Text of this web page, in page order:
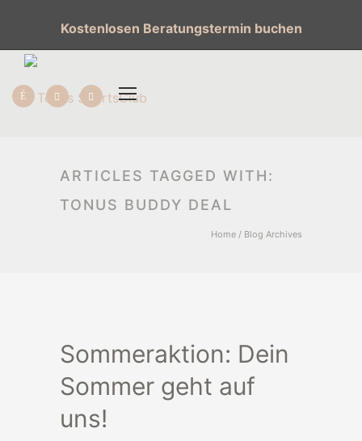
Kostenlosen Beratungstermin buchen
ARTICLES TAGGED WITH:
TONUS BUDDY DEAL
Home / Blog Archives
Sommeraktion: Dein
Sommer geht auf
uns!